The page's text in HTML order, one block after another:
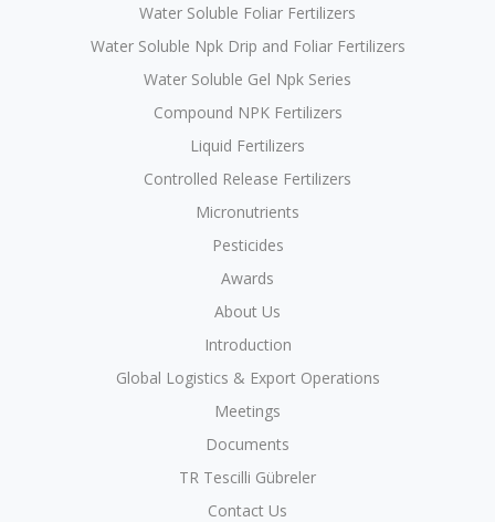
Water Soluble Foliar Fertilizers
Water Soluble Npk Drip and Foliar Fertilizers
Water Soluble Gel Npk Series
Compound NPK Fertilizers
Liquid Fertilizers
Controlled Release Fertilizers
Micronutrients
Pesticides
Awards
About Us
Introduction
Global Logistics & Export Operations
Meetings
Documents
TR Tescilli Gübreler
Contact Us